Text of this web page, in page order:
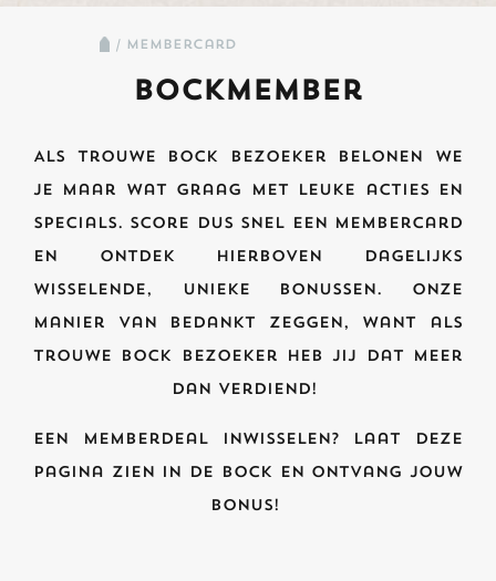
/ membercard
Bockmember
Als trouwe Bock bezoeker belonen we
je maar wat graag met leuke acties en
specials. Score dus snel een membercard
en ontdek hierboven dagelijks
wisselende, unieke bonussen. Onze
manier van bedankt zeggen, want als
trouwe Bock bezoeker heb jij dat meer
dan verdiend!
Een memberdeal inwisselen? Laat deze
pagina zien in de Bock en ontvang jouw
bonus!